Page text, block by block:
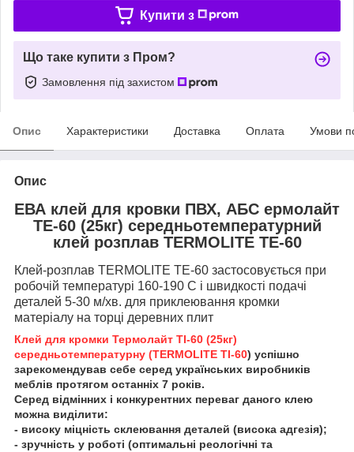
Купити з
Що таке купити з Пром?
Замовлення під захистом
Опис Характеристики Доставка Оплата Умови
Опис
ЕВА клей для кровки ПВХ, АБС ермолайт
ТЕ-60 (25кг) середньотемпературний
клей розплав TERMOLITE ТЕ-60
Клей-розплав TERMOLITE TE-60 застосовується при
робочій температурі 160-190 С і швидкості подачі
деталей 5-30 м/хв. для приклеювання кромки
матеріалу на торці деревних плит
Клей для кромки Термолайт ТІ-60 (25кг)
середньотемпературну (TERMOLITE ТІ-60) успішно
зарекомендував себе серед українських виробників
меблів протягом останніх 7 років.
Серед відмінних і конкурентних переваг даного клею
можна виділити:
- високу міцність склеювання деталей (висока адгезія);
- зручність у роботі (оптимальні реологічні та